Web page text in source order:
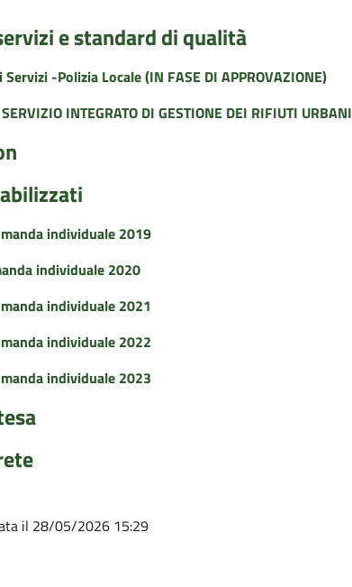
e standard di qualità
Servizi -Polizia Locale (IN FASE DI APPROVAZIONE)
INTEGRATO DI GESTIONE DEI RIFIUTI URBANI
individuale 2019
individuale 2020
individuale 2021
individuale 2022
individuale 2023
il 28/05/2026 15:29